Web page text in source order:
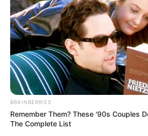
PIQUES ILEGALES
Conductores abandonaron
para evadir control en
11 fueron inmovilizadas
BRAINBERRIES
Remember Them? These '90s Couples
The Complete List